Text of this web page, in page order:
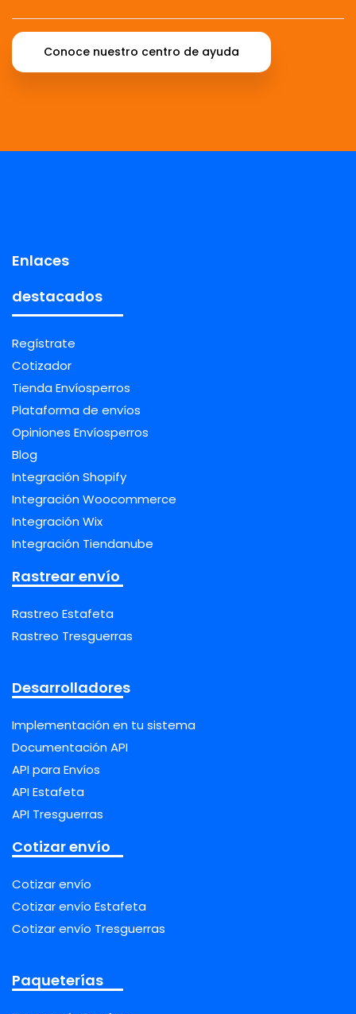
Conoce nuestro centro de ayuda
Enlaces
destacados
Regístrate
Cotizador
Tienda Envíosperros
Plataforma de envíos
Opiniones Envíosperros
Blog
Integración Shopify
Integración Woocommerce
Integración Wix
Integración Tiendanube
Rastrear envío
Rastreo Estafeta
Rastreo Tresguerras
Desarrolladores
Implementación en tu sistema
Documentación API
API para Envíos
API Estafeta
API Tresguerras
Cotizar envío
Cotizar envío
Cotizar envío Estafeta
Cotizar envío Tresguerras
Paqueterías